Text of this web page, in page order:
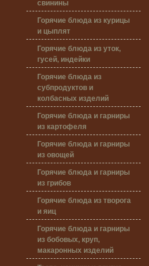
свинины
Горячие блюда из курицы
и цыплят
Горячие блюда из уток,
гусей, индейки
Горячие блюда из
субпродуктов и
колбасных изделий
Горячие блюда и гарниры
из картофеля
Горячие блюда и гарниры
из овощей
Горячие блюда и гарниры
из грибов
Горячие блюда из творога
и яиц
Горячие блюда и гарниры
из бобовых, круп,
макаронных изделий